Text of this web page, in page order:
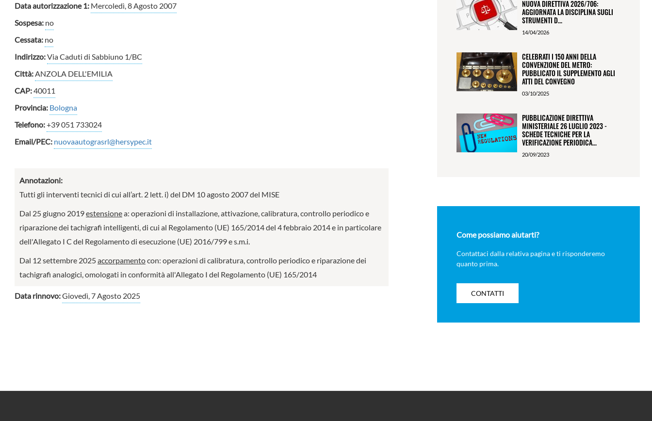
Data autorizzazione 1: Mercoledì, 8 Agosto 2007
Sospesa: no
Cessata: no
Indirizzo:Via Caduti di Sabbiuno 1/BC
Città:ANZOLA DELL'EMILIA
CAP:40011
Provincia: Bologna
Telefono:+39 051 733024
Email/PEC: nuovaautograsrl@hersypec.it
Annotazioni:
Tutti gli interventi tecnici di cui all’art. 2 lett. i) del DM 10 agosto 2007 del MISE
Dal 25 giugno 2019estensionea: operazioni di installazione, attivazione, calibratura, controllo periodico e
riparazione dei tachigrafi intelligenti, di cui al Regolamento (UE) 165/2014 del 4 febbraio 2014 e in particolare
dell'Allegato I C del Regolamento di esecuzione (UE) 2016/799 e s.m.i.
Dal 12 settembre 2025accorpamentocon: operazioni di calibratura, controllo periodico e riparazione dei
tachigrafi analogici, omologati in conformità all'Allegato I del Regolamento (UE) 165/2014
Data rinnovo:Giovedì, 7 Agosto 2025
NUOVA DIRETTIVA 2026/706:
AGGIORNATA LA DISCIPLINA SUGLI
STRUMENTI D...
14/04/2026
CELEBRATI I 150 ANNI DELLA
CONVENZIONE DEL METRO:
PUBBLICATO IL SUPPLEMENTO AGLI
ATTI DEL CONVEGNO
03/10/2025
PUBBLICAZIONE DIRETTIVA
MINISTERIALE 26 LUGLIO 2023 -
SCHEDE TECNICHE PER LA
VERIFICAZIONE PERIODICA...
20/09/2023
Come possiamo aiutarti?
Contattaci dalla relativa pagina e ti risponderemo
quanto prima.
CONTATTI